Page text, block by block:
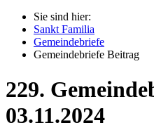
Sie sind hier:
Sankt Familia
Gemeindebriefe
Gemeindebriefe Beitrag
229.
03.11.2024